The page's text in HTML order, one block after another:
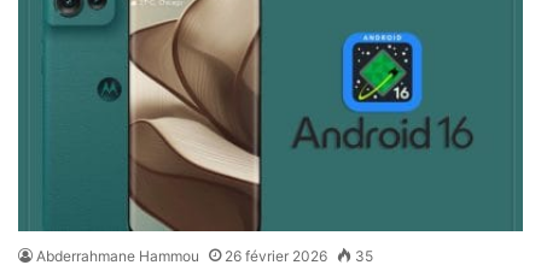
Abderrahmane Hammou 26 février 2026 35